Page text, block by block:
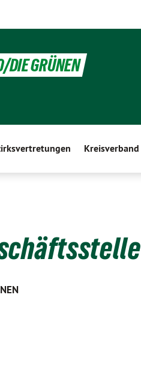
DIE GRÜNEN
Kreisverband